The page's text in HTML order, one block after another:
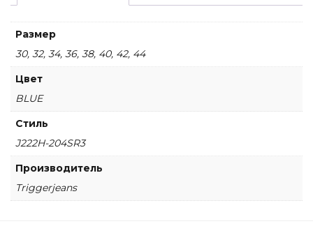
Размер
30, 32, 34, 36, 38, 40, 42, 44
Цвет
BLUE
Стиль
J222H-204SR3
Производитель
Triggerjeans